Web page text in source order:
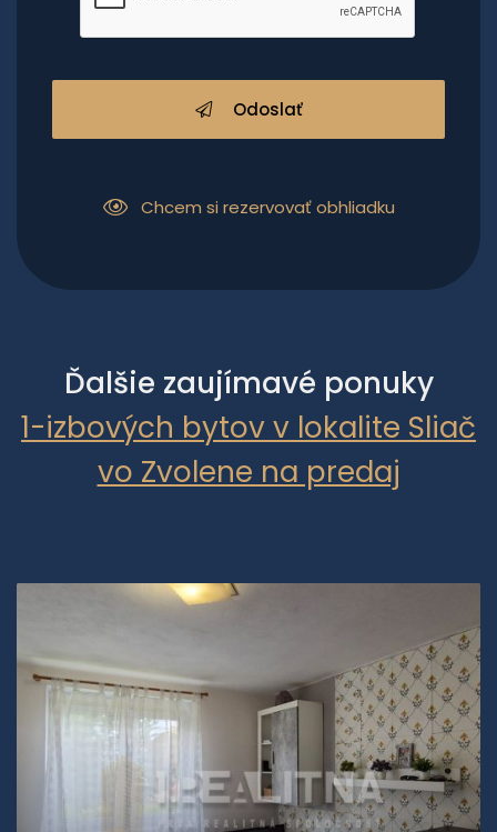
Odoslať
Chcem si rezervovať obhliadku
Ďalšie zaujímavé ponuky
1-izbových bytov v lokalite Sliač
vo Zvolene na predaj